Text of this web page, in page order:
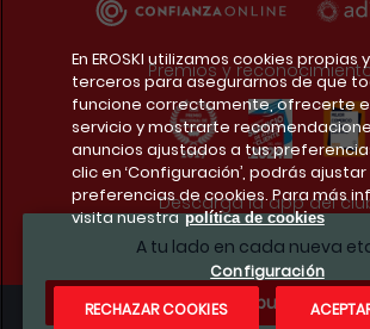
A tu lado en cada nueva
¿Te apuntas?
Premios y
Descarga la app del
En EROSKI utilizamos cookies propias
terceros para asegurarnos de que
funcione correctamente, ofrecerte
servicio y mostrarte
anuncios ajustados a tus
clic en ‘Configuración’, podrás
preferencias de cookies. Para más
visita nuestra política de cookies
Configuración
RECHAZAR COOKIES